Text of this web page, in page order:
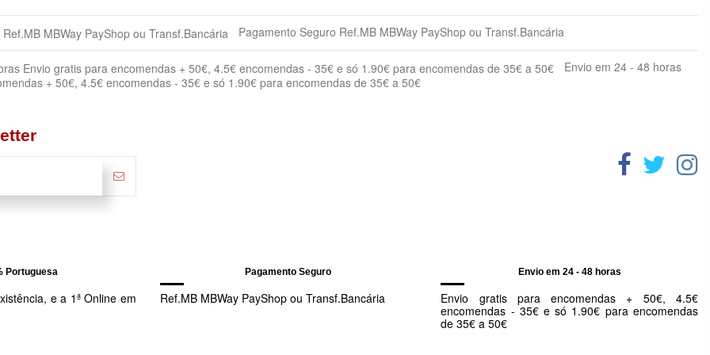
Frango
Alimento Seco
Todas
Dose Diária
95-165
tempo para se habituar ao novo alimento. Para evitar problemas de digestão, deve aumentar, gradualmente, a quantidade do
com o alimento habitual.
são apenas orientadoras e devem ser adaptadas às necessidades nutricionais específicas do seu cão. Devem ser tidos em consideração
Pagamento Seguro Ref.MB MBWay PayShop ou Transf.Bancária
Envio em 24 - 48 horas
+ 50€, 4.5€ encomendas - 35€ e só 1.90€ para encomendas de 35€ a 50€
Portuguesa
e a 1ª Online em
Pagamento Seguro
Ref.MB MBWay PayShop ou Transf.Bancária
Envio em 24 - 48 horas
Envio gratis para encomendas + 50€, 4.5€
encomendas - 35€ e só 1.90€ para encomendas
de 35€ a 50€